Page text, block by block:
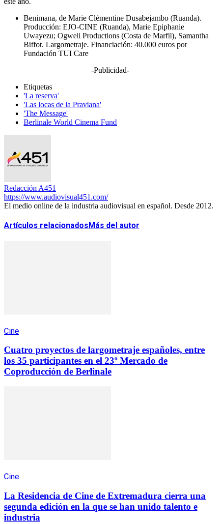
Benimana, de Marie Clémentine Dusabejambo (Ruanda).
Producción: EJO-CINE (Ruanda), Marie Epiphanie
Uwayezu; Ogweli Productions (Costa de Marfil), Samantha
Biffot. Largometraje. Financiación: 40.000 euros por
Fundación TUI Care
-Publicidad-
Etiquetas
'La reserva'
'Las locas de la Praviana'
'The Message'
Berlinale World Cinema Fund
Redacción A451
https://www.audiovisual451.com/
El medio online de la industria audiovisual en español. Desde 2012.
Artículos relacionados Más del autor
Cine
Cuatro proyectos de largometraje españoles, entre
los 35 participantes en el 23º Mercado de
Coproducción de Berlinale
Cine
La Residencia de Cine de Extremadura cierra una
segunda edición en la que se han unido talento e
industria